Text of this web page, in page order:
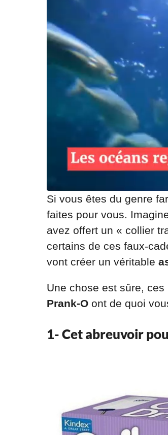
Si vous êtes du genre
faites pour vous.
avez offert un « collier
certains de ces faux-
vont créer un véritable
Une chose est sûre,
Prank-O ont de quoi
1- Cet abreuvoir